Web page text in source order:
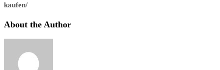
kaufen/
About the Author